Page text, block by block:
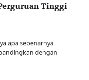
Tinggi
apa sebenarnya
dengan